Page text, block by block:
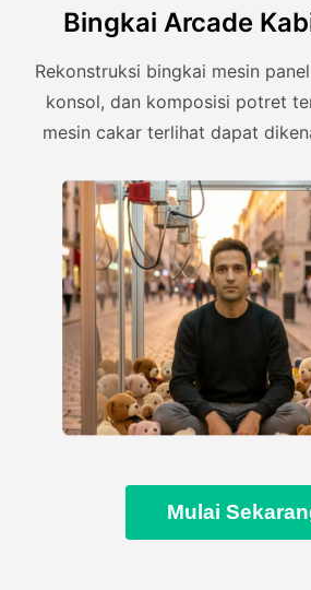
Bingkai Arcade
Rekonstruksi bingkai mesin
konsol, dan komposisi potret
mesin cakar terlihat dapat
Mulai